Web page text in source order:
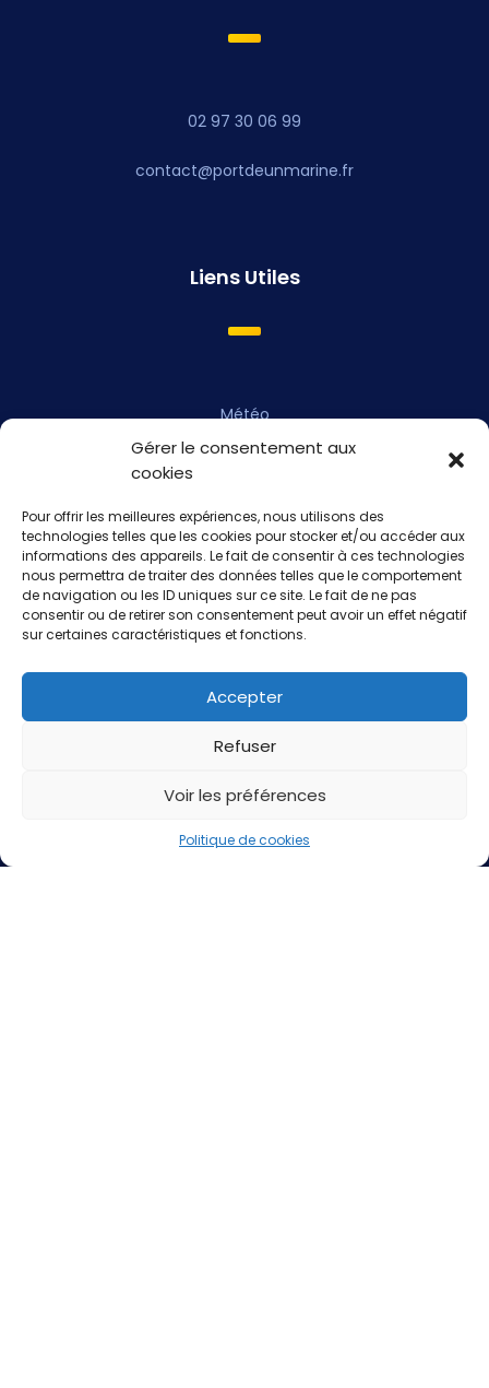
Gérer le consentement aux
cookies
Pour offrir les meilleures expériences, nous utilisons des
technologies telles que les cookies pour stocker et/ou accéder aux
informations des appareils. Le fait de consentir à ces technologies
nous permettra de traiter des données telles que le comportement
de navigation ou les ID uniques sur ce site. Le fait de ne pas
consentir ou de retirer son consentement peut avoir un effet négatif
sur certaines caractéristiques et fonctions.
Accepter
Refuser
Voir les préférences
Politique de cookies
02 97 30 06 99
contact@portdeunmarine.fr
Liens Utiles
Météo
Webcam
Accès et horaires
35 Rue de l'Océan,
56470 Saint-Philibert
Nous sommes ouverts du mardi au samedi (+ le lundi en